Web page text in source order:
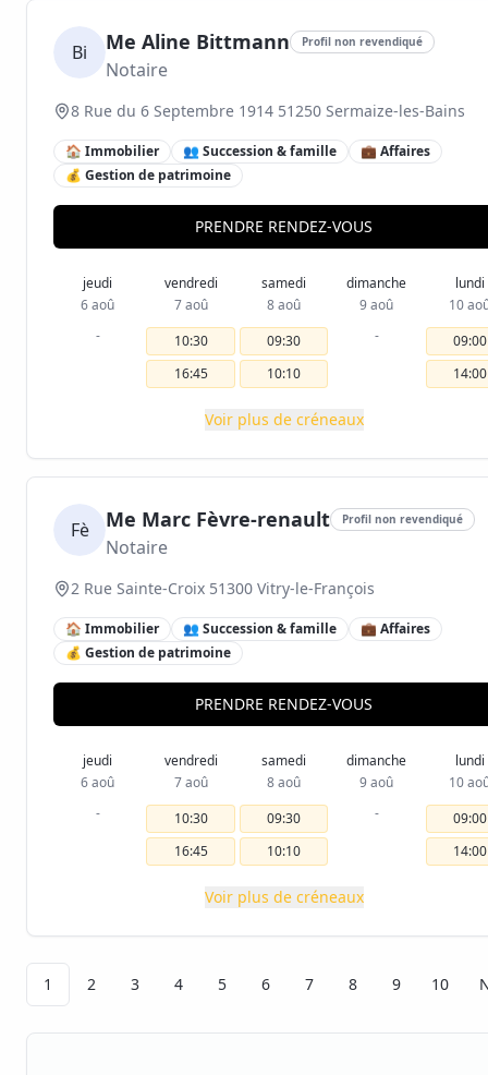
Bi Me Aline Bittmann Profil non revendiqué
Notaire
8 Rue du 6 Septembre 1914 51250 Sermaize-les-Bains
🏠 Immobilier 👥 Succession & famille
💼 Affaires
💰 Gestion de patrimoine
PRENDRE RENDEZ-VOUS
jeudi
6 aoû
-
vendredi
7 aoû
10:30
16:45
samedi
8 aoû
09:30
10:10
dimanche
9 aoû
-
lundi
10
09:00
14:00
Voir plus de créneaux
Fè Me Marc Fèvre-renault Profil non revendiqué
Notaire
2 Rue Sainte-Croix 51300 Vitry-le-François
🏠 Immobilier 👥 Succession & famille
💼 Affaires
💰 Gestion de patrimoine
PRENDRE RENDEZ-VOUS
jeudi
6 aoû
-
vendredi
7 aoû
10:30
16:45
samedi
8 aoû
09:30
10:10
dimanche
9 aoû
-
lundi
10
09:00
14:00
Voir plus de créneaux
1 2 3 4 5 6 7 8 9 10